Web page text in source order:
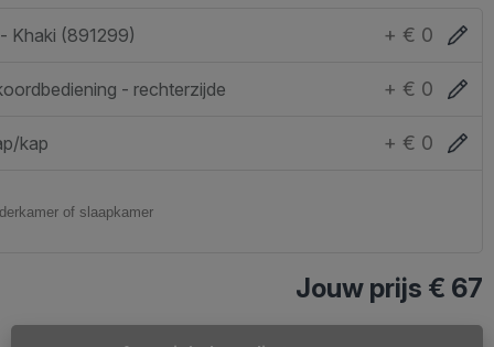
Khaki (891299) + € 0
- rechterzijde + € 0
kap + € 0
Jouw prijs € 67